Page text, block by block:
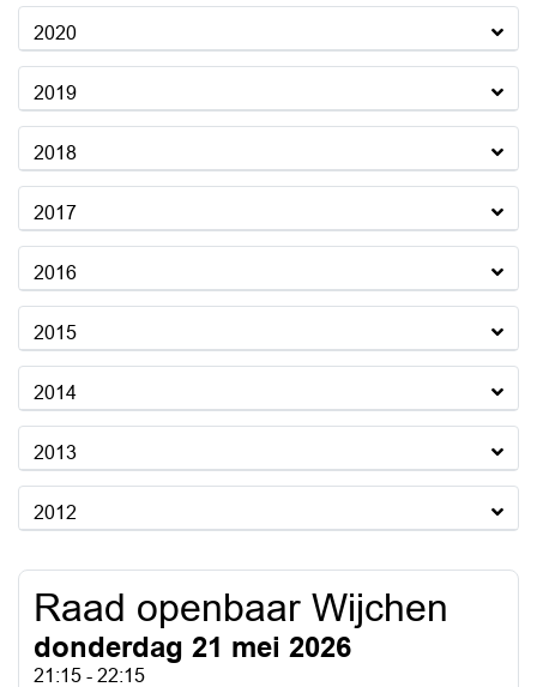
2020
2019
2018
2017
2016
2015
2014
2013
2012
Raad openbaar Wijchen
donderdag 21 mei 2026
21:15 - 22:15